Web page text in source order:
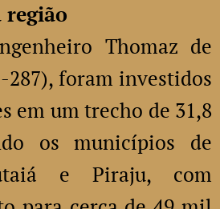
região
Thomaz de
287), foram investidos
em um trecho de 31,8
os municípios de
e Piraju, com